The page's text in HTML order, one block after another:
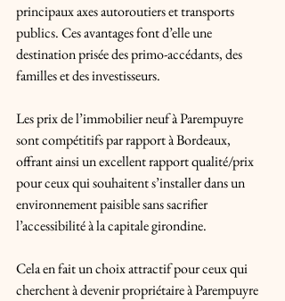
principaux axes autoroutiers et transports
publics. Ces avantages font d’elle une
destination prisée des primo-accédants, des
familles et des investisseurs.
Les prix de l’immobilier neuf à Parempuyre
sont compétitifs par rapport à Bordeaux,
offrant ainsi un excellent rapport qualité/prix
pour ceux qui souhaitent s’installer dans un
environnement paisible sans sacrifier
l’accessibilité à la capitale girondine.
Cela en fait un choix attractif pour ceux qui
cherchent à devenir propriétaire à Parempuyre